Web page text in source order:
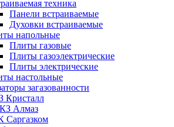
техника
Панели встраиваемые
Духовки встраиваемые
напольные
Плиты газовые
Плиты газоэлектрические
Плиты электрические
настольные
загазованности
Кристалл
Алмаз
Саргазком